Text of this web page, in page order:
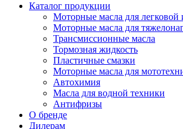
Каталог продукции
Моторные масла для легковой
Моторные масла для
Трансмиссионные масла
Тормозная жидкость
Пластичные смазки
Моторные масла для
Автохимия
Масла для водной техники
Антифризы
О бренде
Дилерам